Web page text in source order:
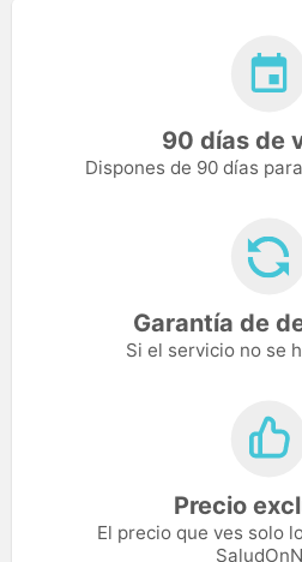
90 días de
Dispones de 90 días
Garantía de
Si el servicio no se
Precio
El precio que ves solo